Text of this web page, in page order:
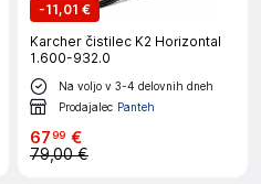
-11,01 €
Karcher čistilec K2 Horizontal
1.600-932.0
Na voljo v 3-4 delovnih dneh
Prodajalec Panteh
6799 €
79,00 €